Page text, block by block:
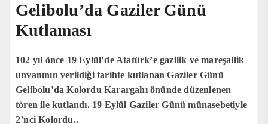
Gelibolu’da Gaziler Günü
Kutlaması
102 yıl önce 19 Eylül’de Atatürk’e gazilik ve mareşallik
unvanının verildiği tarihte kutlanan Gaziler Günü
Gelibolu’da Kolordu Karargahı önünde düzenlenen
tören ile kutlandı. 19 Eylül Gaziler Günü münasebetiyle
2’nci Kolordu..